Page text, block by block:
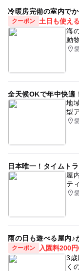
冷暖房完備の室内で
クーポン
土日も使え
海
動
全天候OKで年中快適
地
型
日本唯一！タイムト
屋
テ
雨の日も遊べる屋内♪
クーポン
入園料200
3歳
く